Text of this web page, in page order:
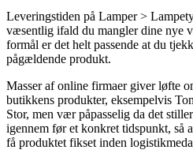
Leveringstiden på Lamper >
væsentlig ifald du mangler dine nye
formål er det helt passende at du
pågældende produkt.
Masser af online firmaer giver løfte
butikkens produkter, eksempelvis
Stor, men vær påpasselig da det
igennem før et konkret tidspunkt, så
få produktet fikset inden